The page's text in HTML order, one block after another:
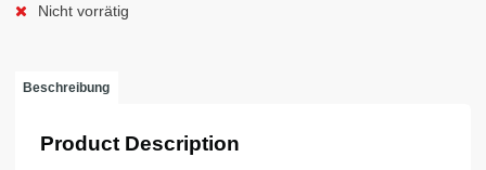
Nicht vorrätig
Beschreibung
Product Description